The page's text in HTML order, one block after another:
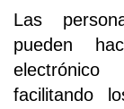
Las
pueden
electrónico
facilitando